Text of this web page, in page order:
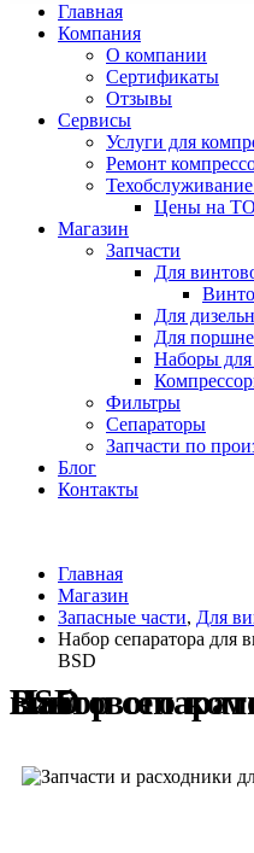
Главная
Компания
О компании
Сертификаты
Отзывы
Сервисы
Услуги для
Ремонт
Цены на ТО
Магазин
Запчасти
Для
Для
Для
Наборы
Фильтры
Сепараторы
Запчасти по
Блог
Контакты
Главная
Магазин
Запасные части, Для
Набор сепаратора для
BSD
Набор сепаратора для винтового компрессора Kaeser BSD